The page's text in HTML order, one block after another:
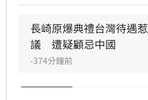
長崎原爆典禮台灣待遇惹
議　遭疑顧忌中國
-374分鐘前